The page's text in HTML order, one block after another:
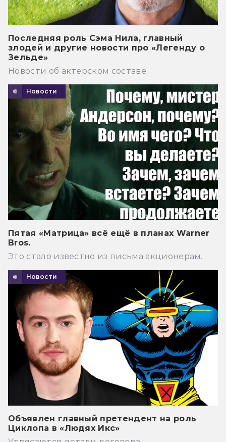
Последняя роль Сэма Нила, главный
злодей и другие новости про «Легенду о
Зельде»
Новости об актёрском составе.
Новости
Пятая «Матрица» всё ещё в планах Warner
Bros.
Это стало известно из письма акционерам.
Новости
Объявлен главный претендент на роль
Циклопа в «Людях Икс»